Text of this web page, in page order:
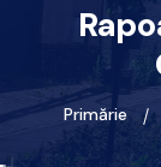
Primărie